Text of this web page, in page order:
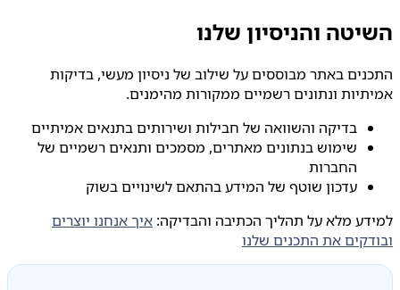
השיטה והניסיון שלנו
התכנים באתר מבוססים על שילוב של ניסיון מעשי, בדיקות
אמיתיות ונתונים רשמיים ממקורות מהימנים.
בדיקה והשוואה של חבילות ושירותים בתנאים אמיתיים
שימוש בנתונים מאתרים, מסמכים ותנאים רשמיים של
החברות
עדכון שוטף של המידע בהתאם לשינויים בשוק
למידע מלא על תהליך הכתיבה והבדיקה: איך אנחנו יוצרים
ובודקים את התכנים שלנו